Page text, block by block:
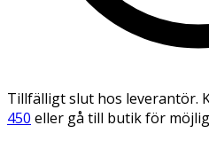
Tillfälligt slut hos leverantör.
450 eller gå till butik för